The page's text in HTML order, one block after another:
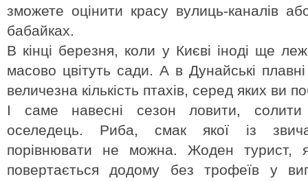
зможете оцінити красу вулиць-каналів
бабайках.
В кінці березня, коли у Києві іноді ще
масово цвітуть сади. А в Дунайські
величезна кількість птахів, серед яких ви
І саме навесні сезон ловити, солити
оселедець. Риба, смак якої із
порівнювати не можна. Жоден турист,
повертається додому без трофеїв у